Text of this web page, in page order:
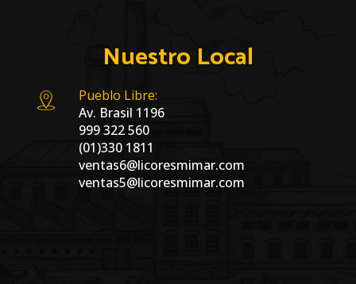
Nuestro Local
Pueblo Libre:
Av. Brasil 1196
999 322 560
(01)330 1811
ventas6@licoresmimar.com
ventas5@licoresmimar.com